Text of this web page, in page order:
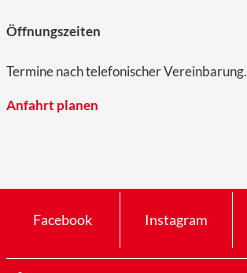
Öffnungszeiten
Termine nach telefonischer Vereinbarung.
Anfahrt planen
Facebook Instagram